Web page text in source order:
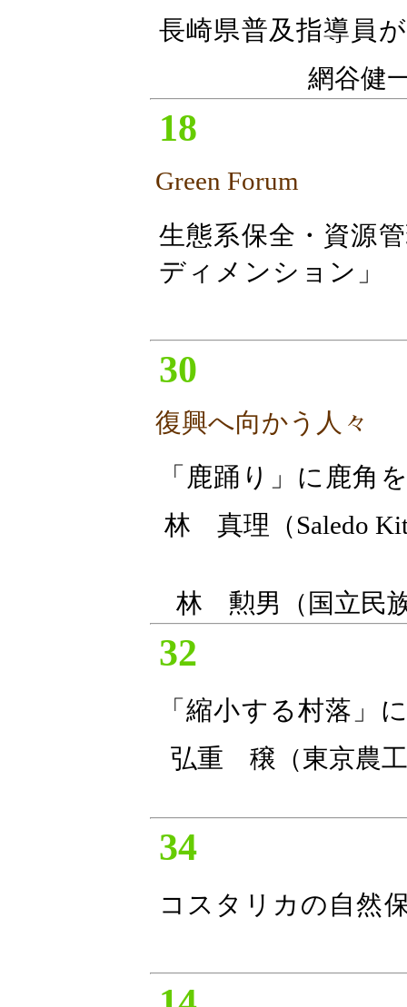
長崎県普及指導員
網谷健
18
Green Forum
生態系保全・資源
ディメンション」
30
復興へ向かう人々
「鹿踊り」に鹿
林 真理（Saledo
林 勲男（国立民
32
「縮小する村落」
弘重 穣（東京農
34
コスタリカの自然